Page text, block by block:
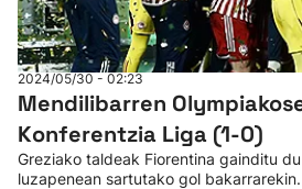
2024/05/30 - 02:23
Mendilibarren
Konferentzia Liga (1-0)
Greziako taldeak Fiorentina gainditu
luzapenean sartutako gol bakarrarekin.